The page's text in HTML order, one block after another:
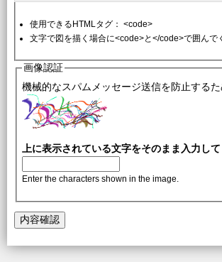
使用できるHTMLタグ： <code>
文字で図を描く場合に<code>と</code>で囲んで
画像認証
機械的なスパムメッセージ送信を防止する
上に表示されている文字をそのまま入力し
Enter the characters shown in the image.